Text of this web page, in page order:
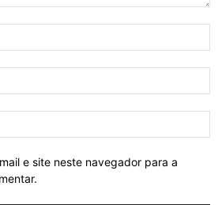
e site neste navegador para a